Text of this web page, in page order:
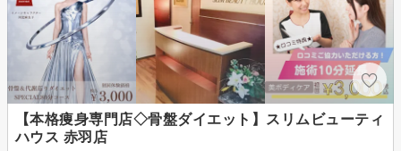
【本格痩身専門店◇骨盤ダイエット】スリムビューティ
ハウス 赤羽店